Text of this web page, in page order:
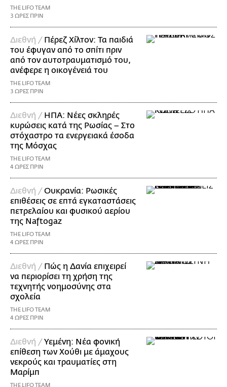
THE LIFO TEAM
3 ΩΡΕΣ ΠΡΙΝ
Διεθνή / Πέρεζ Χίλτον: Τα παιδιά
του έφυγαν από το σπίτι πριν
από τον αυτοτραυματισμό του,
ανέφερε η οικογένειά του
THE LIFO TEAM
3 ΩΡΕΣ ΠΡΙΝ
Διεθνή / ΗΠΑ: Nέες σκληρές
κυρώσεις κατά της Ρωσίας – Στο
στόχαστρο τα ενεργειακά έσοδα
της Μόσχας
THE LIFO TEAM
4 ΩΡΕΣ ΠΡΙΝ
Διεθνή /Ουκρανία: Ρωσικές
επιθέσεις σε επτά εγκαταστάσεις
πετρελαίου και φυσικού αερίου
της Naftogaz
THE LIFO TEAM
4 ΩΡΕΣ ΠΡΙΝ
Διεθνή / Πώς η Δανία επιχειρεί
να περιορίσει τη χρήση της
τεχνητής νοημοσύνης στα
σχολεία
THE LIFO TEAM
4 ΩΡΕΣ ΠΡΙΝ
Διεθνή /Υεμένη: Νέα φονική
επίθεση των Χούθι με άμαχους
νεκρούς και τραυματίες στη
Μαρίμπ
THE LIFO TEAM